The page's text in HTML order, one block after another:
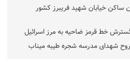
ساکن خیابان شهید فریبرز کشور
خط قرمز ضاحیه به مرز اسرائیل
شهدای مدرسه شجره طیبه میناب